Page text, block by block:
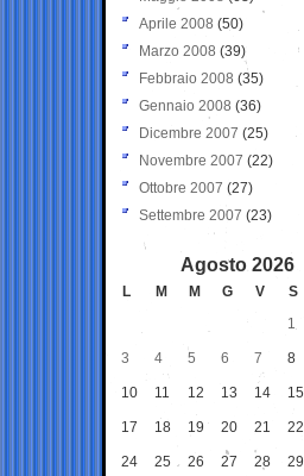
Aprile 2008 (50)
Marzo 2008 (39)
Febbraio 2008 (35)
Gennaio 2008 (36)
Dicembre 2007 (25)
Novembre 2007 (22)
Ottobre 2007 (27)
Settembre 2007 (23)
Agosto 2026
L M M G V S
1
3 4 5 6 7 8
10 11 12 13 14 15
17 18 19 20 21 22
24 25 26 27 28 29